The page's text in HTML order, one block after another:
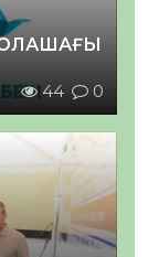
44 0